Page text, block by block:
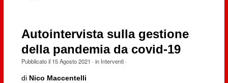
Autointervista sulla gestione
della pandemia da covid-19
Pubblicato il 15 Agosto 2021 · in Interventi·
di Nico Maccentelli